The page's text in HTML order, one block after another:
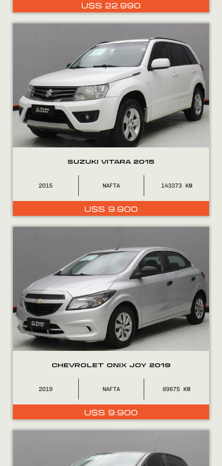
Encontranos en
U$S 22.990
SUZUKI VITARA 2015
2015 NAFTA 143373
U$S 9.900
CHEVROLET ONIX JOY 2019
2019 NAFTA 89675
U$S 9.900